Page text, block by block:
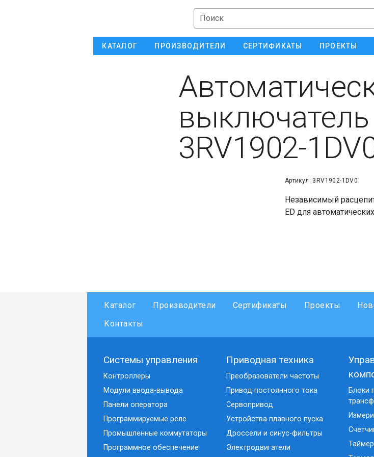
Поиск
КАТАЛОГ ПРОИЗВОДИТЕЛИ СЕРТИФИКАТЫ ПРОЕКТЫ
3RV1902-
Артикул: 3RV1902-1DV0
Независимый
ED для
Каталог Производители Сертификаты Проекты
Контакты
Системы управления
Контроллеры
Модули ввода-вывода
Панели оператора
Программируемые реле
Промышленные коммутаторы
Программное обеспечение
Приводная техника
Преобразователи частоты
Привод постоянного тока
Сервопривод
Устройства плавного пуска
Дроссели и синус-фильтры
Электродвигатели
Блоки